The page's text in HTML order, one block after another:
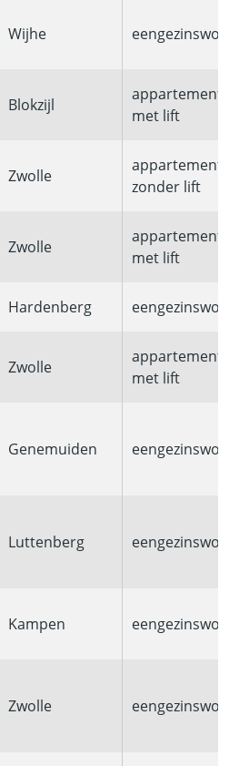
Wijhe
Blokzijl
appartement
met lift
Zwolle
appartement
zonder lift
Zwolle
appartement
met lift
Hardenberg
Zwolle
appartement
met lift
Genemuiden
Luttenberg
Kampen
Zwolle